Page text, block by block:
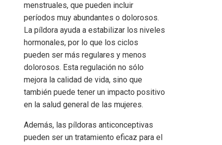
menstruales, que pueden incluir
períodos muy abundantes o dolorosos.
La píldora ayuda a estabilizar los niveles
hormonales, por lo que los ciclos
pueden ser más regulares y menos
dolorosos. Esta regulación no sólo
mejora la calidad de vida, sino que
también puede tener un impacto positivo
en la salud general de las mujeres.
Además, las píldoras anticonceptivas
pueden ser un tratamiento eficaz para el